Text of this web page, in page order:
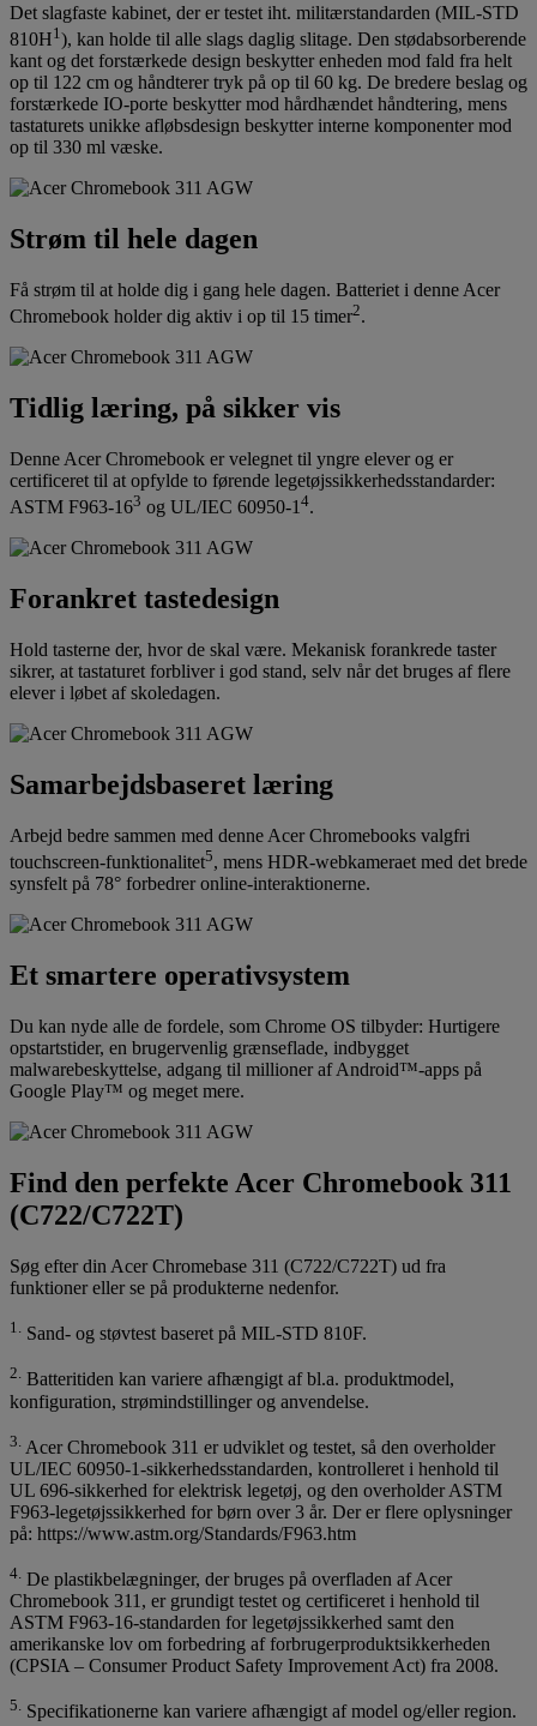
Det slagfaste kabinet, der er testet iht. militærstandarden (MIL-STD
810H1 ), kan holde til alle slags daglig slitage. Den stødabsorberende
kant og det forstærkede design beskytter enheden mod fald fra helt
op til 122 cm og håndterer tryk på op til 60 kg. De bredere beslag og
forstærkede IO-porte beskytter mod hårdhændet håndtering, mens
tastaturets unikke afløbsdesign beskytter interne komponenter mod
op til 330 ml væske.
Strøm til hele dagen
Få strøm til at holde dig i gang hele dagen. Batteriet i denne Acer
Chromebook holder dig aktiv i op til 15 timer2.
Tidlig læring, på sikker vis
Denne Acer Chromebook er velegnet til yngre elever og er
certificeret til at opfylde to førende legetøjssikkerhedsstandarder:
ASTM F963-163 og UL/IEC 60950-1 4.
Forankret tastedesign
Hold tasterne der, hvor de skal være. Mekanisk forankrede taster
sikrer, at tastaturet forbliver i god stand, selv når det bruges af flere
elever i løbet af skoledagen.
Samarbejdsbaseret læring
Arbejd bedre sammen med denne Acer Chromebooks valgfri
touchscreen-funktionalitet5, mens HDR-webkameraet med det brede
synsfelt på 78° forbedrer online-interaktionerne.
Et smartere operativsystem
Du kan nyde alle de fordele, som Chrome OS tilbyder: Hurtigere
opstartstider, en brugervenlig grænseflade, indbygget
malwarebeskyttelse, adgang til millioner af Android™-apps på
Google Play™ og meget mere.
Find den perfekte Acer Chromebook 311
(C722/C722T)
Søg efter din Acer Chromebase 311 (C722/C722T) ud fra
funktioner eller se på produkterne nedenfor.
1. Sand- og støvtest baseret på MIL-STD 810F.
2. Batteritiden kan variere afhængigt af bl.a. produktmodel,
konfiguration, strømindstillinger og anvendelse.
3. Acer Chromebook 311 er udviklet og testet, så den overholder
UL/IEC 60950-1-sikkerhedsstandarden, kontrolleret i henhold til
UL 696-sikkerhed for elektrisk legetøj, og den overholder ASTM
F963-legetøjssikkerhed for børn over 3 år. Der er flere oplysninger
på: https://www.astm.org/Standards/F963.htm
4. De plastikbelægninger, der bruges på overfladen af Acer
Chromebook 311, er grundigt testet og certificeret i henhold til
ASTM F963-16-standarden for legetøjssikkerhed samt den
amerikanske lov om forbedring af forbrugerproduktsikkerheden
(CPSIA – Consumer Product Safety Improvement Act) fra 2008.
5. Specifikationerne kan variere afhængigt af model og/eller region.